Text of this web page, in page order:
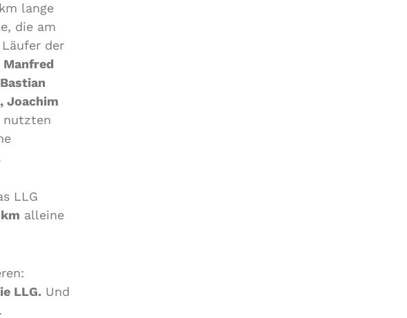
lange
die am
der
Joachim
nutzten
LLG
alleine
LLG. Und